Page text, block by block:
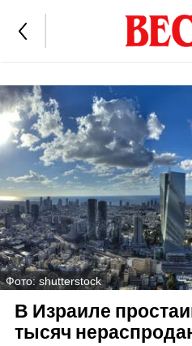
Фото: shutterstock
В Израиле
тысяч